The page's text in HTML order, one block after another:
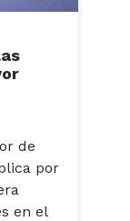
de
por
en el